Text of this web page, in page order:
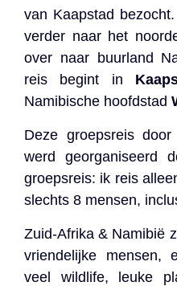
van Kaapstad
verder naar het
over naar buurland
reis begint in
Namibische hoofdstad
Deze groepsreis
werd georganiseerd
groepsreis: ik reis
slechts 8 mensen,
Zuid-Afrika & Namibië
vriendelijke mensen,
veel wildlife, leuke